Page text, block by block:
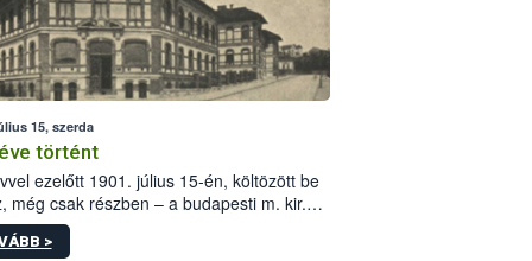
15, szerda
történt
ezelőtt 1901. július 15-én, költözött be
még csak részben – a budapesti m. kir.
állomás a Kis Rókus utca
alatti, Czigler Győző által tervezett új
>